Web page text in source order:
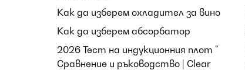
Как да изберем охладител за вино
Как да изберем абсорбатор
2026 Тест на индукционния плот "
Сравнение и ръководство | Clear